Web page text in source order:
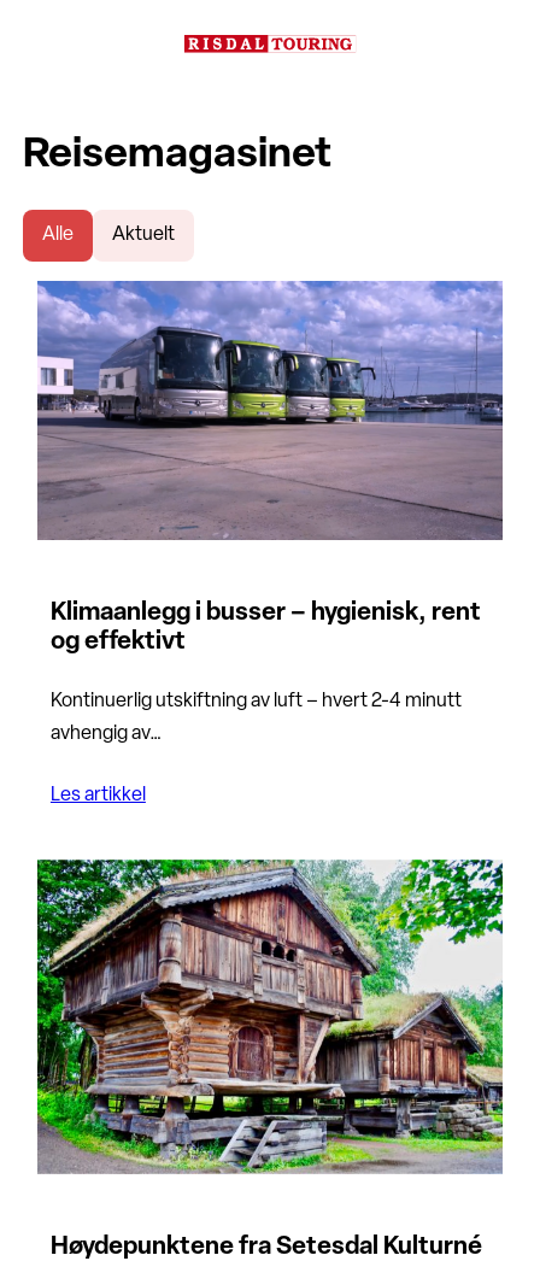
Reisemagasinet
Alle Aktuelt
Klimaanlegg i busser – hygienisk, rent
og effektivt
Kontinuerlig utskiftning av luft – hvert 2-4 minutt
avhengig av…
Les artikkel
Høydepunktene fra Setesdal Kulturné